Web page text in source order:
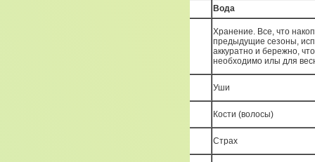
Вода
Хранение. Все, что
предыдущие сезоны,
аккуратно и бережно,
необходимо илы для
Уши
Кости (волосы)
Страх